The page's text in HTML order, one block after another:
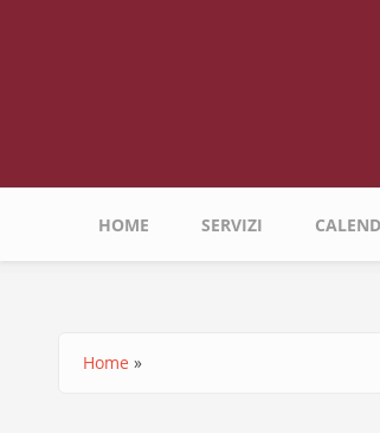
Navigazione
HOME SERVIZI
Home